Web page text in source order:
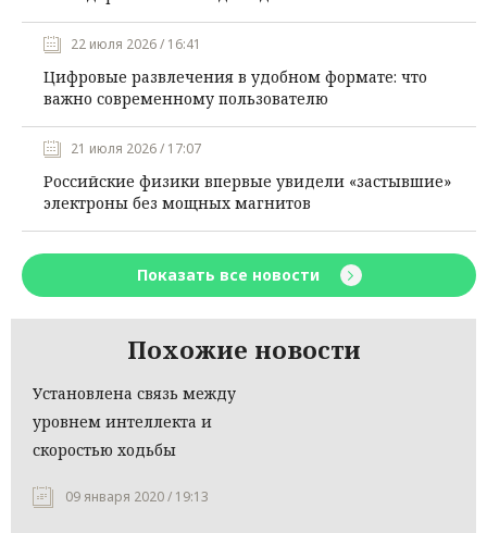
22 июля 2026 / 16:41
Цифровые развлечения в удобном формате: что
важно современному пользователю
21 июля 2026 / 17:07
Российские физики впервые увидели «застывшие»
электроны без мощных магнитов
Показать все новости
Похожие новости
Установлена связь между
уровнем интеллекта и
скоростью ходьбы
09 января 2020 / 19:13